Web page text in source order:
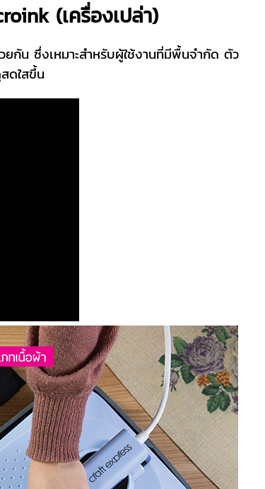
(เครื่องเปล่า)
น ซึ่งเหมาะสำหรับผู้ใช้งานที่มีพื้นจำกัด ตัว
ดใสขึ้น